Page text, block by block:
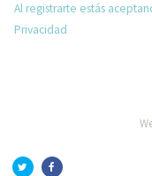
Al registrarte estás
Privacidad